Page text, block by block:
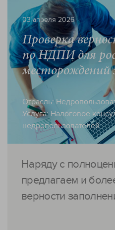
03 апреля 2026
Проверка
по НДПИ для
месторождений
Отрасль:
Услуга: Налоговое
недропользователей
Наряду с
предлагаем и
верности